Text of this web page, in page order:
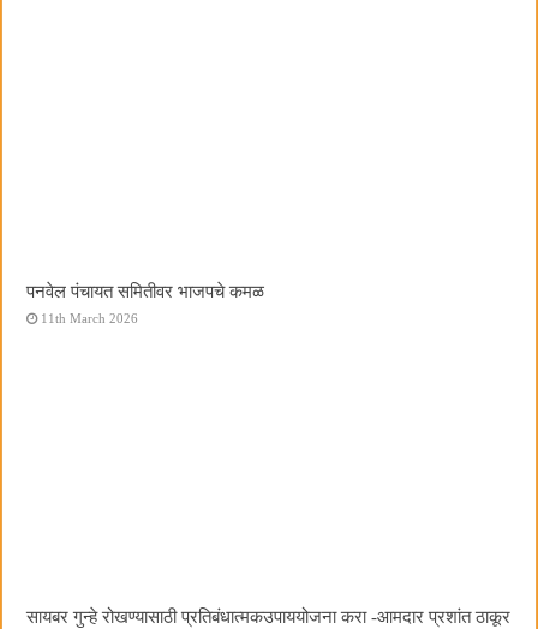
पनवेल पंचायत समितीवर भाजपचे कमळ
11th March 2026
सायबर गुन्हे रोखण्यासाठी प्रतिबंधात्मकउपाययोजना करा -आमदार प्रशांत ठाकूर